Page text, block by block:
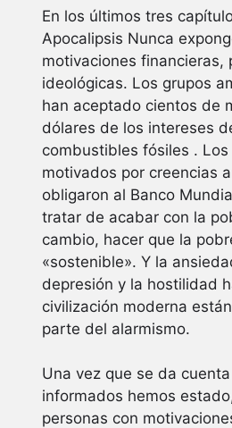
En los últimos tres
Apocalipsis Nunca
motivaciones financieras,
ideológicas. Los grupos
han aceptado cientos de
dólares de los intereses
combustibles fósiles . Los
motivados por creencias
obligaron al Banco
tratar de acabar con la
cambio, hacer que la
«sostenible». Y la
depresión y la hostilidad
civilización moderna
parte del alarmismo.
Una vez que se da
informados hemos
personas con